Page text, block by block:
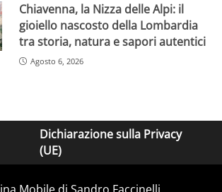
Chiavenna, la Nizza delle Alpi: il
gioiello nascosto della Lombardia
tra storia, natura e sapori autentici
Agosto 6, 2026
Dichiarazione sulla Privacy
(UE)